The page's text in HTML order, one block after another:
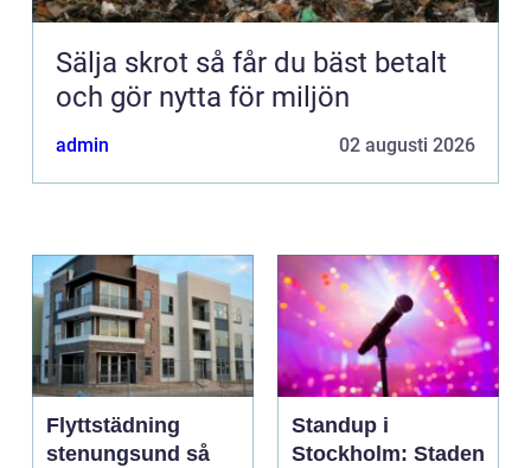
Sälja skrot så får du bäst betalt
och gör nytta för miljön
admin 02 augusti 2026
Flyttstädning
stenungsund så
Standup i
Stockholm: Staden